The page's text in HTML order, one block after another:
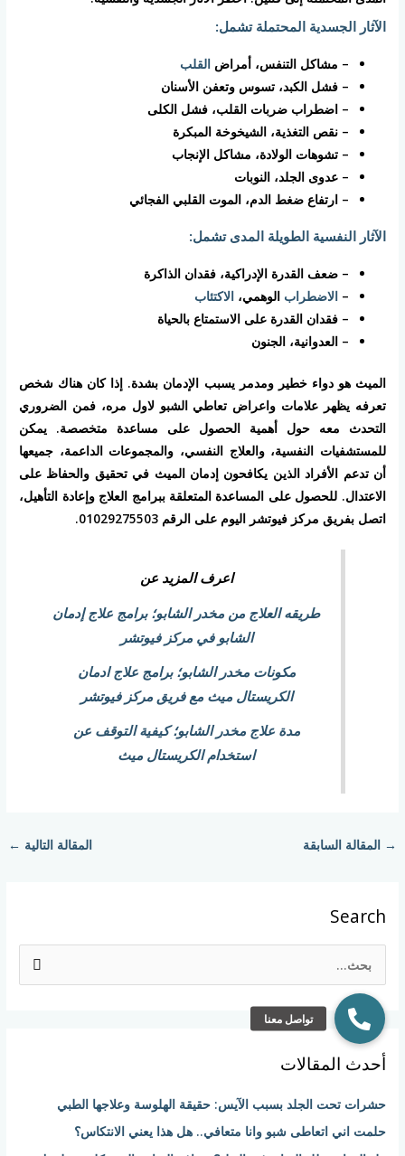
الآثار الجسدية المحتملة تشمل:
– مشاكل التنفس، أمراضالقلب
– فشل الكبد، تسوس وتعفن الأسنان
– اضطراب ضربات القلب، فشل الكلى
– نقص التغذية، الشيخوخة المبكرة
– تشوهات الولادة، مشاكل الإنجاب
– عدوى الجلد، النوبات
– ارتفاع ضغط الدم، الموت القلبي الفجائي
الآثار النفسية الطويلة المدى تشمل:
– ضعف القدرة الإدراكية، فقدان الذاكرة
–الاضطراب الوهمي،الاكتئاب
– فقدان القدرة على الاستمتاع بالحياة
– العدوانية، الجنون
الميث هو دواء خطير ومدمر يسبب الإدمان بشدة. إذا كان هناك شخص
تعرفه يظهر علامات واعراض تعاطي الشبو لاول مره، فمن الضروري
التحدث معه حول أهمية الحصول على مساعدة متخصصة. يمكن
للمستشفيات النفسية، والعلاج النفسي، والمجموعات الداعمة، جميعها
أن تدعم الأفراد الذين يكافحون إدمان الميث في تحقيق والحفاظ على
الاعتدال. للحصول على المساعدة المتعلقة ببرامج العلاج وإعادة التأهيل،
اتصل بفريق مركز فيوتشر اليوم على الرقم 01029275503.
اعرف المزيد عن
طريقه العلاج من مخدر الشابو؛ برامج علاج إدمان
الشابو في مركز فيوتشر
مكونات مخدر الشابو؛ برامج علاج ادمان
الكريستال ميث مع فريق مركز فيوتشر
مدة علاج مخدر الشابو؛ كيفية التوقف عن
استخدام الكريستال ميث
→ المقالة السابقة المقالة التالية ←
Search
ب
ح
ث
ن
:
أحدث المقالات
حشرات تحت الجلد بسبب الآيس: حقيقة الهلوسة وعلاجها الطبي
حلمت اني اتعاطى شبو وانا متعافي.. هل هذا يعني الانتكاس؟